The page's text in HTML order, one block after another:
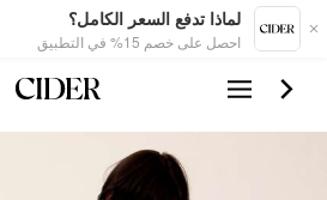
لماذا تدفع السعر الكامل؟
احصل على خصم 15% في التطبيق